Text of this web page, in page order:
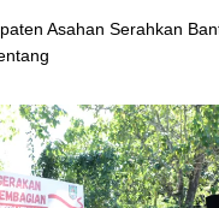
Asahan Serahkan